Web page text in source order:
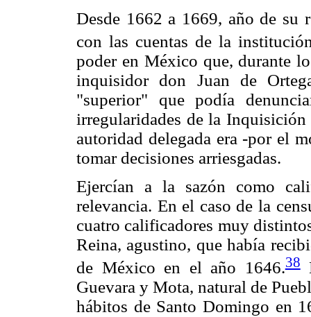
Desde 1662 a 1669, año de su
con las cuentas de la
poder en México que, durante
inquisidor don Juan de
"superior" que podía
irregularidades de la Inquisición
autoridad delegada era -por el
tomar decisiones arriesgadas.
Ejercían a la sazón como
relevancia. En el caso de la
cuatro calificadores muy
Reina, agustino, que había
de México en el año 1646.38
Guevara y Mota, natural de
hábitos de Santo Domingo en